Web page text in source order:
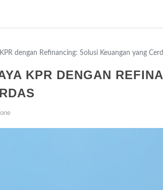
dengan Refinancing: Solusi Keuangan yang
KPR DENGAN